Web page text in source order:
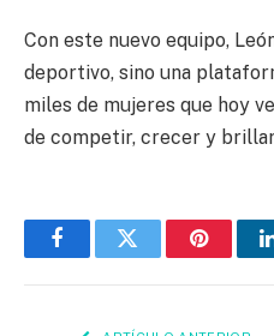
Con este nuevo equipo,
deportivo, sino una
miles de mujeres que hoy
de competir, crecer y
FacebookTwitter Pinterest